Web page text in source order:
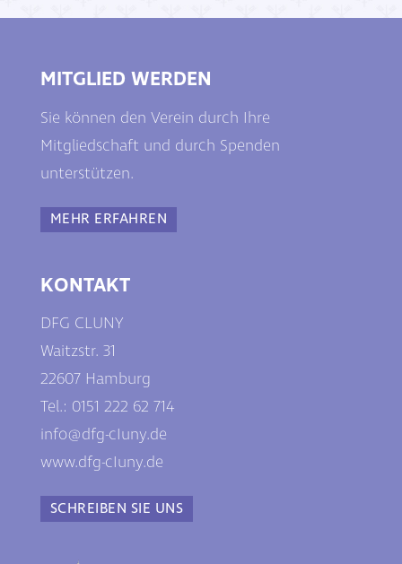
MITGLIED WERDEN
Sie können den Verein durch Ihre
Mitgliedschaft und durch Spenden
unterstützen.
MEHR ERFAHREN
KONTAKT
DFG CLUNY
Waitzstr. 31
22607 Hamburg
Tel.: 0151 222 62 714
info@dfg-cIuny.de
www.dfg-cIuny.de
SCHREIBEN SIE UNS